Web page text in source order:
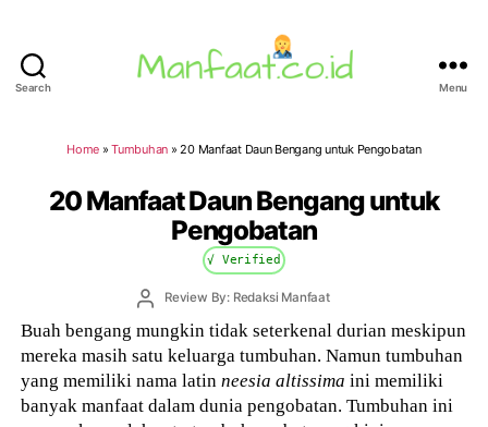
Search Menu
Home »Tumbuhan » 20 Manfaat Daun Bengang untuk Pengobatan
20 Manfaat Daun Bengang untuk
Pengobatan
√ Verified
PostReview By: Redaksi Manfaat
Buah bengang mungkin tidak seterkenal durian meskipun
mereka masih satu keluarga tumbuhan. Namun tumbuhan
yang memiliki nama latinneesia altissima ini memiliki
banyak manfaat dalam dunia pengobatan. Tumbuhan ini